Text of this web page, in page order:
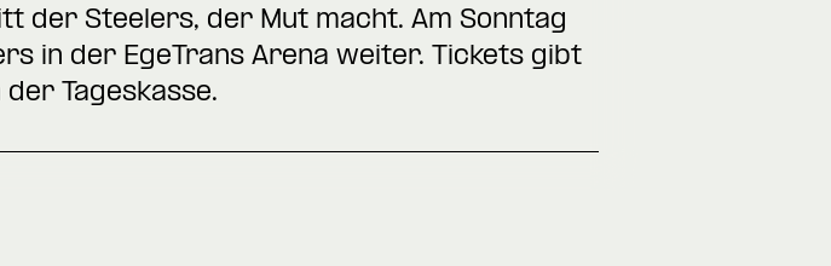
der Steelers, der Mut macht. Am Sonntag
in der EgeTrans Arena weiter. Tickets gibt
Tageskasse.